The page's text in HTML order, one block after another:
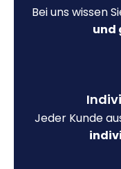
Bei uns wissen
und
Jeder Kunde